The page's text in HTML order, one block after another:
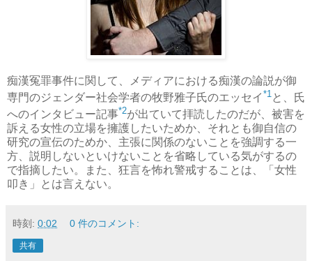
痴漢冤罪事件に関して、メディアにおける痴漢の論説が御
専門のジェンダー社会学者の牧野雅子氏のエッセイ *1 と、氏
へのインタビュー記事*2が出ていて拝読したのだが、被害を
訴える女性の立場を擁護したいためか、それとも御自信の
研究の宣伝のためか、主張に関係のないことを強調する一
方、説明しないといけないことを省略している気がするの
で指摘したい。また、狂言を怖れ警戒することは、「女性
叩き」とは言えない。
時刻: 0:02 0 件のコメント:
共有